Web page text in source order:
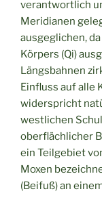
verantwortlich
Meridianen
ausgeglichen,
Körpers (Qi)
Längsbahnen
Einfluss auf alle
widerspricht
westlichen
oberflächlicher
ein Teilgebiet
Moxen
(Beifuß) an